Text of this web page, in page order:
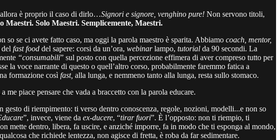
allora è proprio il caso di dirlo…Signori e signore, venghino pure! Non servono titoli,
Maestri. Solo Maestri. Semplicemente, Maestri.
se ci avete fatto caso, ma oggi la parola maestro è sparita. Abbiamo coach, mentor,
fast food del sapere: corsi da un’ora, webinarlampo, tutorial da 90 secondi. La
“consumabili” sul posto con quella percezione effimera di aver compreso tutto per
la voce narrante di questo o quell’altro corso, probabilmente faremmo fatica a
formazione così fast, alla lunga, e nemmeno tanto alla lunga, resta sullo stomaco.
piace pensare che vada a braccetto con la parola educare.
gesto di riempimento: ti verso dentro conoscenza, regole, nozioni, modelli...e non so
”, invece, viene da ex-ducere, “tirar fuori”. È l’opposto: non ti riempio, ti
mette dentro, libera, fa uscire, e anziché imporre, fa in modo che ti esponga al mondo,
che richiede lentezza, non agisce di fretta, è roba da far sedimentare.